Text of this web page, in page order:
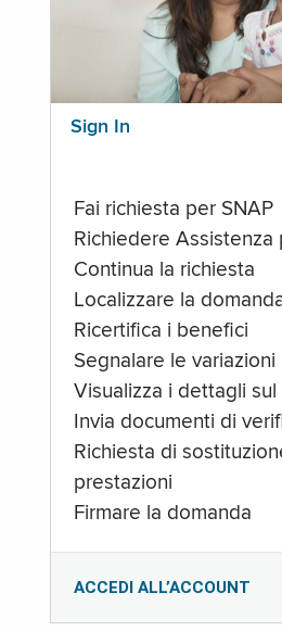
Sign In
Fai richiesta per SNAP
Richiedere Assistenza
Continua la richiesta
Localizzare la
Ricertifica i benefici
Segnalare le variazioni
Visualizza i dettagli sul
Invia documenti di
Richiesta di
prestazioni
Firmare la domanda
ACCEDI ALL’ACCOUNT